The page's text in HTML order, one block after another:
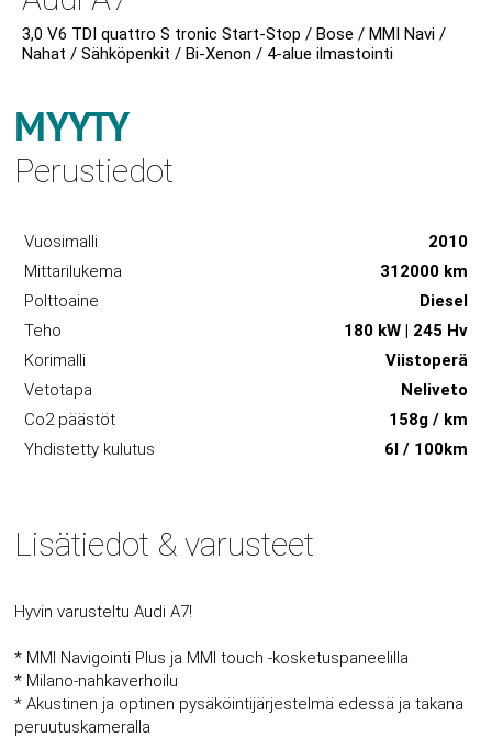
3,0 V6 TDI quattro S tronic Start-Stop / Bose / MMI Navi /
Nahat / Sähköpenkit / Bi-Xenon / 4-alue ilmastointi
MYYTY
Perustiedot
Vuosimalli
2010
Mittarilukema
312000 km
Polttoaine
Diesel
Teho
180 kW | 245 Hv
Korimalli
Viistoperä
Vetotapa
Neliveto
Co2 päästöt
158g / km
Yhdistetty kulutus
6l / 100km
Lisätiedot & varusteet
Hyvin varusteltu Audi A7!
* MMI Navigointi Plus ja MMI touch -kosketuspaneelilla
* Milano-nahkaverhoilu
* Akustinen ja optinen pysäköintijärjestelmä edessä ja takana
peruutuskameralla